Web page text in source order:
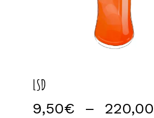
LSD
9,50€ – 220,00